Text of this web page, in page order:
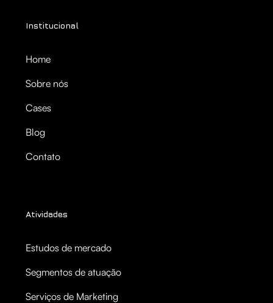
Institucional
Home
Sobre nós
Cases
Blog
Contato
Atividades
Estudos de mercado
Segmentos de atuação
Serviços de Marketing